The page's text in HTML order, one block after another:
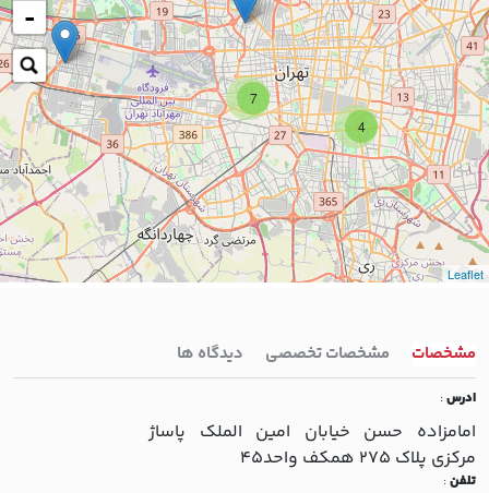
7
4
-
Leaflet
مشخصات مشخصات تخصصی دیدگاه ها
ادرس:
امامزاده حسن خيابان امين الملک پاساژ
مرکزي پلاک 275 همکف واحد45
تلفن: